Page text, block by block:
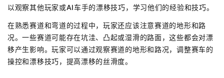
以观察其他玩家或AI车手的漂移技巧，学习他们的经验和技巧。
在熟悉赛道和弯道的过程中，玩家还应该注意赛道的地形和路
况。一些赛道可能存在坑洼、凸起或湿滑的路面，这些都会对漂
移产生影响。玩家可以通过观察赛道的地形和路况，调整赛车的
操控和漂移技巧，提高漂移的丝滑度。